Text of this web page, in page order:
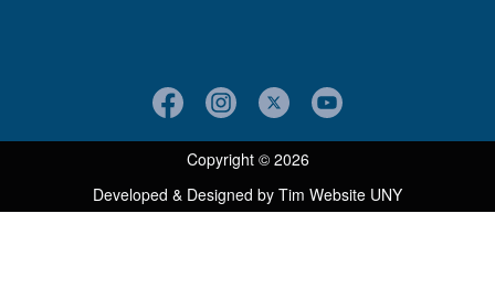
Copyright © 2026
Developed & Designed by Tim Website UNY